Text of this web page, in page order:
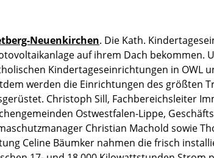
Neuenkirchen. Die Kath.
auf ihrem Dach bekommen.
Kindertageseinrichtungen in OWL
werden die Einrichtungen des größten
Christoph Sill, Fachbereichsleiter
Ostwestfalen-Lippe,
Christian Machold sowie
Celine Bäumker nahmen die frisch